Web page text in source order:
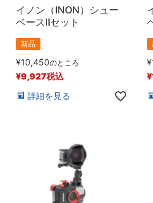
イノン（INON）シュー
ベースIIセット
新品
¥10,450のところ
¥9,927税込
詳細を見る
¥
¥